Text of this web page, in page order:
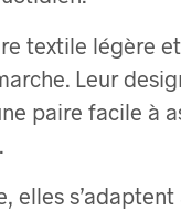
textile légère
Leur
paire facile à
elles